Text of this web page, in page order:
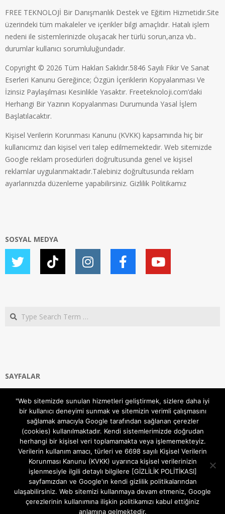
FREE TEKNOLOJİ Bir Danışmanlık Destek ve Eğitim Hizmetidir.Site
üzerindeki tüm makaleler ve içerikler bilgi amaçlıdır. Hatalı işlem
nedeni ile sistemlerinizde oluşacak her türlü sorun,arıza vb..
durumlar kullanıcı sorumluluğundadır.
Copyright © 2026 Tüm Hakları Saklıdır.5846 Sayılı Fikir Ve Sanat
Eserleri Kanunu Gereğince; Özgün İçeriklerin Kopyalanması Ve
İzinsiz Paylaşılması Kesinlikle Yasaktır. Freeteknoloji.com’daki
Herhangi Bir Yazının Kopyalanması Durumunda Yasal İşlem
Başlatılacaktır.
Kişisel Verilerin Korunması Kanunu (KVKK) kapsamında hiç bir
kullanıcımız dan kişisel veri talep edilmemektedir. Web sitemizde
Google reklam prosedürleri doğrultusunda genel ve kişisel
reklamlar uygulanmaktadır.Talebiniz doğrultusunda reklam
ayarlarınızda düzenleme yapabilirsiniz. Gizlilik Politikamız
SOSYAL MEDYA
Search
SAYFALAR
Gizlilik ve Çerezler (Cookies) Politikası
Hakkımızda
İletişim Kanalları
MODEM KURULUM
TEKNİK DESTEK
TELEVİZYON SİSTEMLERİ
"Web sitemizde sunulan hizmetleri geliştirmek, sizlere daha iyi
bir kullanıcı deneyimi sunmak ve sitemizin verimli çalışmasını
sağlamak amacıyla Google tarafından sağlanan çerezler
(cookies) kullanılmaktadır. Kendi sistemlerimizde doğrudan
herhangi bir kişisel veri toplamamakta veya işlememekteyiz.
Verilerin kullanım amacı, türleri ve 6698 sayılı Kişisel Verilerin
Korunması Kanunu (KVKK) uyarınca kişisel verilerinizin
işlenmesiyle ilgili detaylı bilgilere [GİZLİLİK POLİTİKASI]
sayfamızdan ve Google'ın kendi gizlilik politikalarından
ulaşabilirsiniz. Web sitemizi kullanmaya devam etmeniz, Google
çerezlerinin kullanımına ilişkin politikamızı kabul ettiğiniz
anlamına gelmektedir.